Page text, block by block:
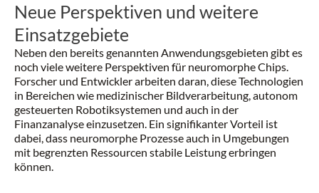
Neue Perspektiven und weitere
Einsatzgebiete
Neben den bereits genannten Anwendungsgebieten gibt es
noch viele weitere Perspektiven für neuromorphe Chips.
Forscher und Entwickler arbeiten daran, diese Technologien
in Bereichen wie medizinischer Bildverarbeitung, autonom
gesteuerten Robotiksystemen und auch in der
Finanzanalyse einzusetzen. Ein signifikanter Vorteil ist
dabei, dass neuromorphe Prozesse auch in Umgebungen
mit begrenzten Ressourcen stabile Leistung erbringen
können.